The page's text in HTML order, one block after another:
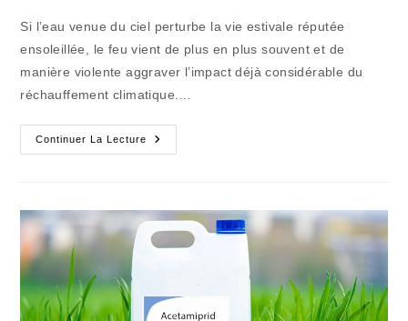
Si l’eau venue du ciel perturbe la vie estivale réputée
ensoleillée, le feu vient de plus en plus souvent et de
manière violente aggraver l’impact déjà considérable du
réchauffement climatique.…
Continuer La Lecture
Souhaitons
Qu’ils
Soldats
De
Feu